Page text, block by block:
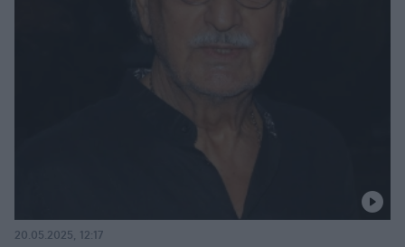
20.05.2025, 12:17